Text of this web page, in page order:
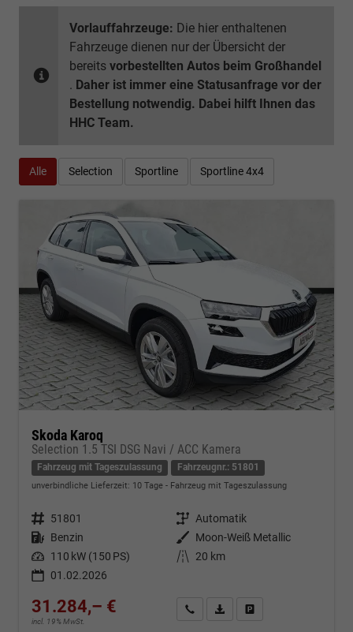
Vorlauffahrzeuge: Die hier enthaltenen
Fahrzeuge dienen nur der Übersicht der
bereits vorbestellten Autos beim Großhandel
. Daher ist immer eine Statusanfrage vor der
Bestellung notwendig. Dabei hilft Ihnen das
HHC Team.
Alle Selection Sportline Sportline 4x4
Skoda Karoq
Selection 1.5 TSI DSG Navi / ACC Kamera
Fahrzeug mit Tageszulassung Fahrzeugnr.: 51801
unverbindliche Lieferzeit: 10 Tage Fahrzeug mit Tageszulassung
Fahrzeugnr. 51801 Getriebe Automatik
Kraftstoff Benzin Außenfarbe
Moon-Weiß Metallic
Leistung 110 kW (150 PS) Kilometerstand
20 km
01.02.2026
31.284,– €
incl. 19% MwSt.
Kontakt & Angebot anfordern
PDF-Datei, Fahrzeugexposé